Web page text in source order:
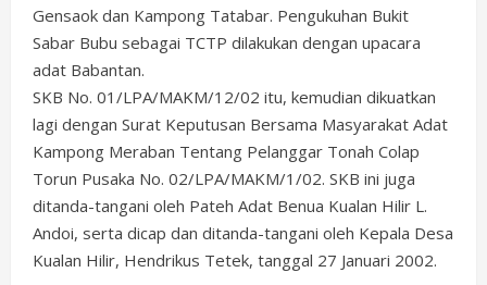
Gensaok dan Kampong Tatabar. Pengukuhan Bukit
Sabar Bubu sebagai TCTP dilakukan dengan upacara
adat Babantan.
SKB No. 01/LPA/MAKM/12/02 itu, kemudian dikuatkan
lagi dengan Surat Keputusan Bersama Masyarakat Adat
Kampong Meraban Tentang Pelanggar Tonah Colap
Torun Pusaka No. 02/LPA/MAKM/1/02. SKB ini juga
ditanda-tangani oleh Pateh Adat Benua Kualan Hilir L.
Andoi, serta dicap dan ditanda-tangani oleh Kepala Desa
Kualan Hilir, Hendrikus Tetek, tanggal 27 Januari 2002.